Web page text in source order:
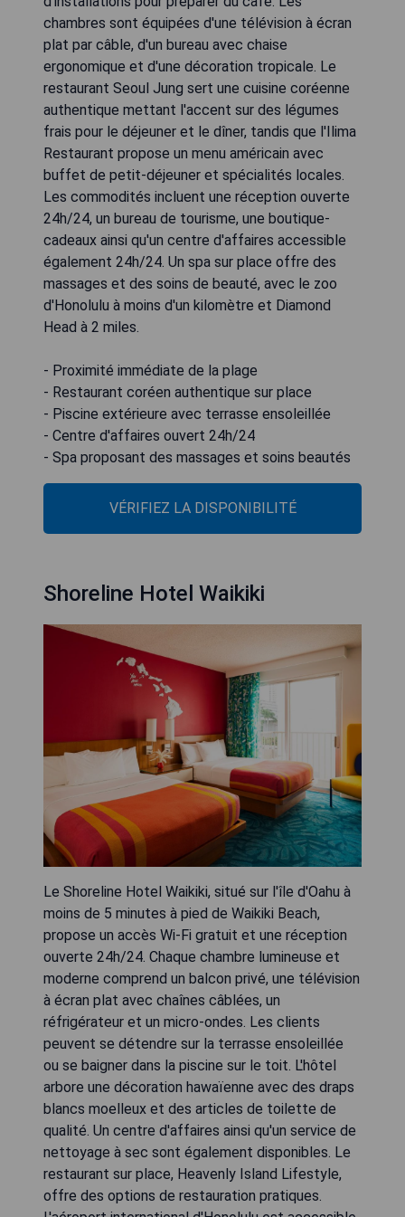
chambres sont équipées d'une télévision à écran
plat par câble, d'un bureau avec chaise
ergonomique et d'une décoration tropicale. Le
restaurant Seoul Jung sert une cuisine coréenne
authentique mettant l'accent sur des légumes
frais pour le déjeuner et le dîner, tandis que l'Ilima
Restaurant propose un menu américain avec
buffet de petit-déjeuner et spécialités locales.
Les commodités incluent une réception ouverte
24h/24, un bureau de tourisme, une boutique-
cadeaux ainsi qu'un centre d'affaires accessible
également 24h/24. Un spa sur place offre des
massages et des soins de beauté, avec le zoo
d'Honolulu à moins d'un kilomètre et Diamond
Head à 2 miles.
- Proximité immédiate de la plage
- Restaurant coréen authentique sur place
- Piscine extérieure avec terrasse ensoleillée
- Centre d'affaires ouvert 24h/24
- Spa proposant des massages et soins beautés
VÉRIFIEZ LA DISPONIBILITÉ
Shoreline Hotel Waikiki
Le Shoreline Hotel Waikiki, situé sur l'île d'Oahu à
moins de 5 minutes à pied de Waikiki Beach,
propose un accès Wi-Fi gratuit et une réception
ouverte 24h/24. Chaque chambre lumineuse et
moderne comprend un balcon privé, une télévision
à écran plat avec chaînes câblées, un
réfrigérateur et un micro-ondes. Les clients
peuvent se détendre sur la terrasse ensoleillée
ou se baigner dans la piscine sur le toit. L'hôtel
arbore une décoration hawaïenne avec des draps
blancs moelleux et des articles de toilette de
qualité. Un centre d'affaires ainsi qu'un service de
nettoyage à sec sont également disponibles. Le
restaurant sur place, Heavenly Island Lifestyle,
offre des options de restauration pratiques.